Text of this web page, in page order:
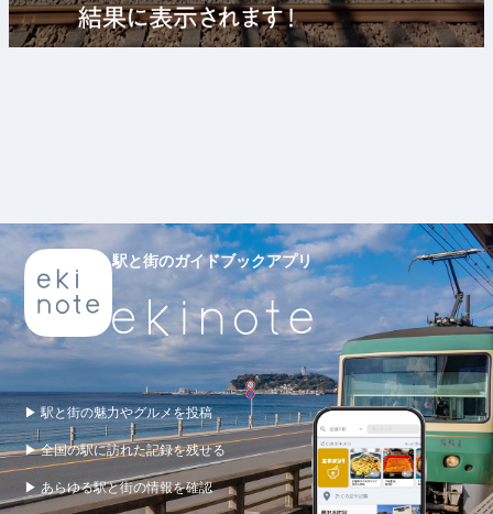
駅と街のガイドブックアプリ
▶ 駅と街の魅力やグルメを投稿
▶ 全国の駅に訪れた記録を残せる
▶ あらゆる駅と街の情報を確認